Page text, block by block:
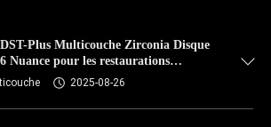
Plus Multicouche Zirconia Disque
Nuance pour les restaurations
2025-08-26